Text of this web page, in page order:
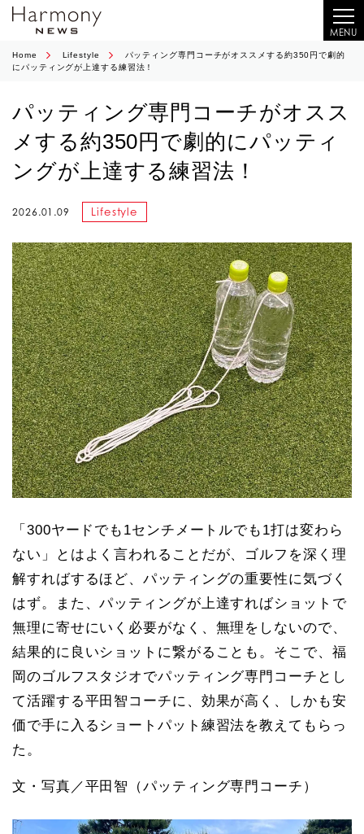
MENU
Home Lifestyle
パッティング専門コーチがオススメする約350円で劇的
にパッティングが上達する練習法！
パッティング専門コーチがオスス
メする約350円で劇的にパッティ
ングが上達する練習法！
2026.01.09 Lifestyle
「300ヤードでも1センチメートルでも1打は変わら
ない」とはよく言われることだが、ゴルフを深く理
解すればするほど、パッティングの重要性に気づく
はず。また、パッティングが上達すればショットで
無理に寄せにいく必要がなく、無理をしないので、
結果的に良いショットに繋がることも。そこで、福
岡のゴルフスタジオでパッティング専門コーチとし
て活躍する平田智コーチに、効果が高く、しかも安
価で手に入るショートパット練習法を教えてもらっ
た。
文・写真／平田智（パッティング専門コーチ）